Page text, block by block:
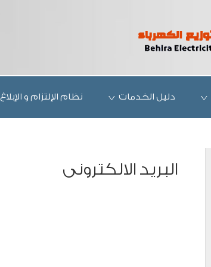
دليل الخدمات نظام الإلتزام و الإبلاغ
البريد الالكترونى